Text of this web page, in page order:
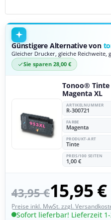
Günstigere Alternative von
Gleicher Drucker, gleiche
Sie sparen 28,00 €
Tonoo® Tinte
Magenta XL
ARTIKELNUMMER
R-300721
FARBE
Magenta
PRODUKT-ART
Tinte
PREIS/100 SEITEN
1,00 €
43,95 €15,95 €
Preise inkl. MwSt. zzgl.
Sofort lieferbar! Lieferzeit